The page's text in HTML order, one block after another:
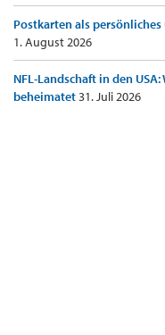
Postkarten als
1. August 2026
NFL-Landschaft in den
beheimatet31. Juli 2026